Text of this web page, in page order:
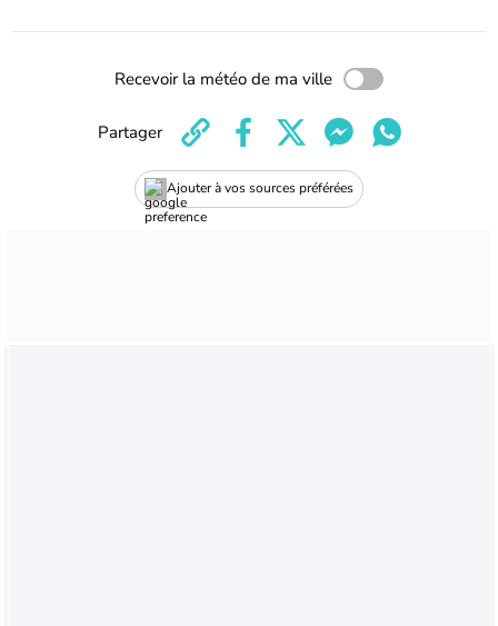
Recevoir la météo de ma ville
Ajouter à vos sources préférées
Partager